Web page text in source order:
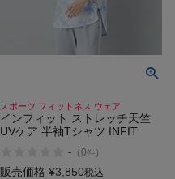
スポーツ フィットネス ウェア
インフィット ストレッチ天竺
UVケア 半袖Tシャツ INFIT
- （0件 ）
販売価格 ¥3,850税込